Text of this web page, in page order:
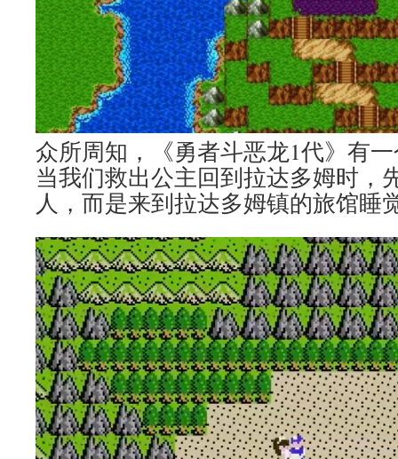
众所周知，《勇者斗恶龙1代》有
当我们救出公主回到拉达多姆时，
人，而是来到拉达多姆镇的旅馆睡